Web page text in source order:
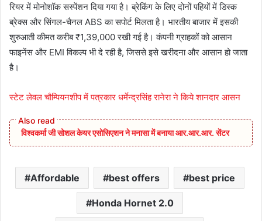
रियर में मोनोशॉक सस्पेंशन दिया गया है। ब्रेकिंग के लिए दोनों पहियों में डिस्क
ब्रेक्स और सिंगल-चैनल ABS का सपोर्ट मिलता है। भारतीय बाजार में इसकी
शुरुआती कीमत करीब ₹1,39,000 रखी गई है। कंपनी ग्राहकों को आसान
फाइनेंस और EMI विकल्प भी दे रही है, जिससे इसे खरीदना और आसान हो जाता
है।
स्टेट लेवल चौम्पियनशीप में पत्रकार धर्मेन्द्रसिंह रानेरा ने किये शानदार आसन
विश्वकर्मा जी सोशल केयर एसोसिएशन ने मनासा में बनाया आर.आर.आर. सेंटर
Affordable best offers best price
Honda Hornet 2.0